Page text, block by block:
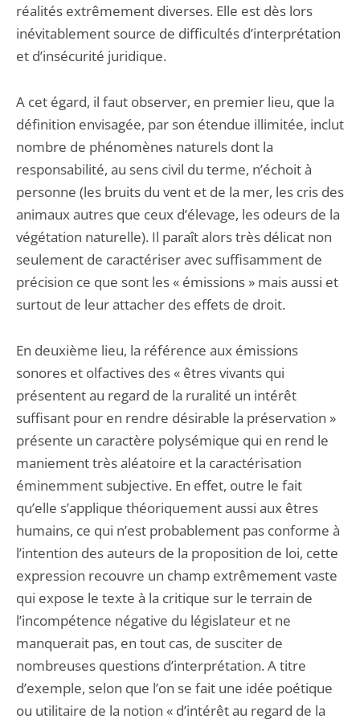
réalités extrêmement diverses. Elle est dès lors
inévitablement source de difficultés d’interprétation
et d’insécurité juridique.
A cet égard, il faut observer, en premier lieu, que la
définition envisagée, par son étendue illimitée, inclut
nombre de phénomènes naturels dont la
responsabilité, au sens civil du terme, n’échoit à
personne (les bruits du vent et de la mer, les cris des
animaux autres que ceux d’élevage, les odeurs de la
végétation naturelle). Il paraît alors très délicat non
seulement de caractériser avec suffisamment de
précision ce que sont les « émissions » mais aussi et
surtout de leur attacher des effets de droit.
En deuxième lieu, la référence aux émissions
sonores et olfactives des « êtres vivants qui
présentent au regard de la ruralité un intérêt
suffisant pour en rendre désirable la préservation »
présente un caractère polysémique qui en rend le
maniement très aléatoire et la caractérisation
éminemment subjective. En effet, outre le fait
qu’elle s’applique théoriquement aussi aux êtres
humains, ce qui n’est probablement pas conforme à
l’intention des auteurs de la proposition de loi, cette
expression recouvre un champ extrêmement vaste
qui expose le texte à la critique sur le terrain de
l’incompétence négative du législateur et ne
manquerait pas, en tout cas, de susciter de
nombreuses questions d’interprétation. A titre
d’exemple, selon que l’on se fait une idée poétique
ou utilitaire de la notion « d’intérêt au regard de la